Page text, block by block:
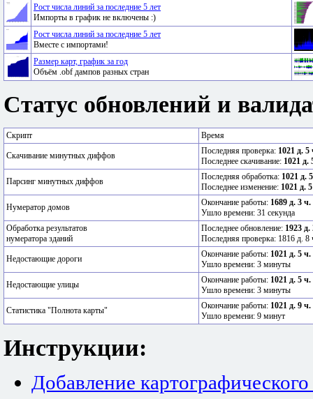
Рост числа линий за последние 5 лет
Импорты в график не включены :)
Рост числа линий за последние 5 лет
Вместе с импортами!
Размер карт, график за год
Объём .obf дампов разных стран
Статус обновлений и
Скрипт Время
Скачивание минутных диффов Последняя проверка: 1021 д. 5
Последнее скачивание: 1021 д.
Парсинг минутных диффов Последняя обработка: 1021 д.
Последнее изменение: 1021 д.
Нумератор домов Окончание работы: 1689 д. 3 ч.
Ушло времени: 31 секунда
Обработка результатов
нумератора зданий
Последнее обновление: 1923 д.
Последняя проверка: 1816 д. 8
Недостающие дороги Окончание работы: 1021 д. 5 ч.
Ушло времени: 3 минуты
Недостающие улицы Окончание работы: 1021 д. 5 ч.
Ушло времени: 3 минуты
Статистика "Полнота карты" Окончание работы: 1021 д. 9 ч.
Ушло времени: 9 минут
Инструкции:
Добавление